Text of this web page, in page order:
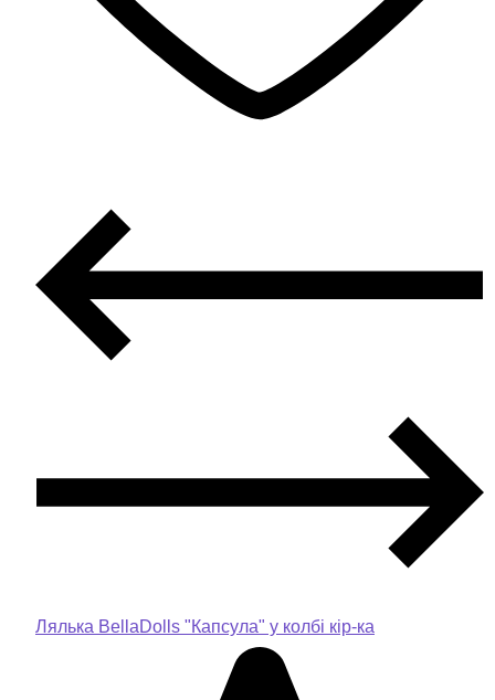
Лялька BellaDolls "Капсула" у колбі кір-ка